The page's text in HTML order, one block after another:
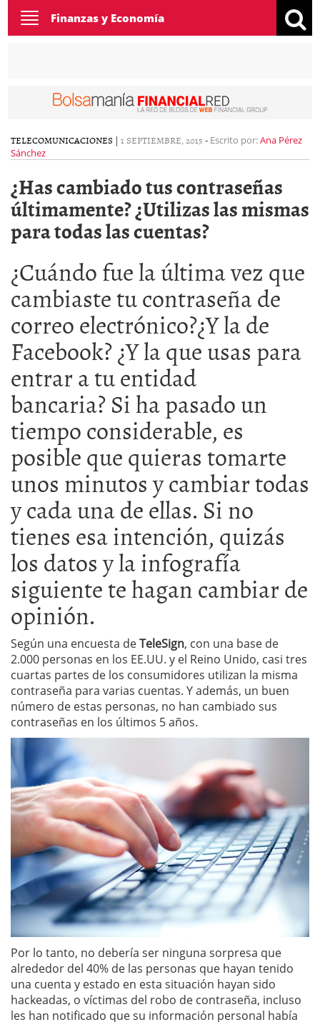
Toggle
navigation
Finanzas y Economía
TELECOMUNICACIONES | 1 SEPTIEMBRE, 2015 - Escrito por:Ana Pérez
Sánchez
¿Has cambiado tus contraseñas
últimamente? ¿Utilizas las mismas
para todas las cuentas?
¿Cuándo fue la última vez que
cambiaste tu contraseña de
correo electrónico?¿Y la de
Facebook? ¿Y la que usas para
entrar a tu entidad
bancaria? Si ha pasado un
tiempo considerable, es
posible que quieras tomarte
unos minutos y cambiar todas
y cada una de ellas. Si no
tienes esa intención, quizás
los datos y la infografía
siguiente te hagan cambiar de
opinión.
Según una encuesta deTeleSign, con una base de
2.000 personas en los EE.UU. y el Reino Unido, casi tres
cuartas partes de los consumidores utilizan la misma
contraseña para varias cuentas. Y además, un buen
número de estas personas, no han cambiado sus
contraseñas en los últimos 5 años.
Por lo tanto, no debería ser ninguna sorpresa que
alrededor del 40% de las personas que hayan tenido
una cuenta y estado en esta situación hayan sido
hackeadas, o víctimas del robo de contraseña, incluso
les han notificado que su información personal había